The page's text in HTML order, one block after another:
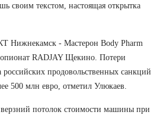
своим текстом, настоящая открытка
Нижнекамск - Мастерон Body Pharm
RADJAY Щекино. Потери
российских продовольственных санкций
500 млн евро, отметил Улюкаев.
потолок стоимости машины при